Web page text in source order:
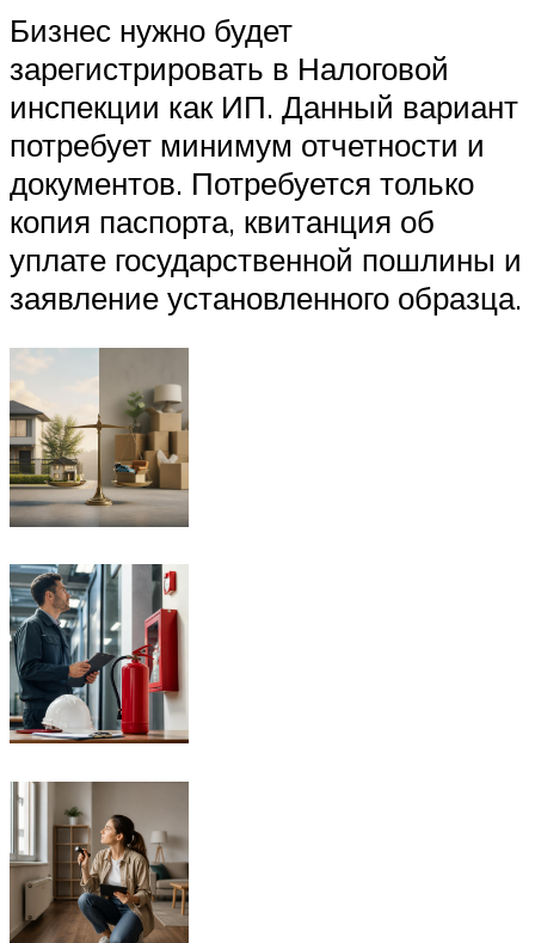
Бизнес нужно будет
зарегистрировать в Налоговой
инспекции как ИП. Данный вариант
потребует минимум отчетности и
документов. Потребуется только
копия паспорта, квитанция об
уплате государственной пошлины и
заявление установленного образца.